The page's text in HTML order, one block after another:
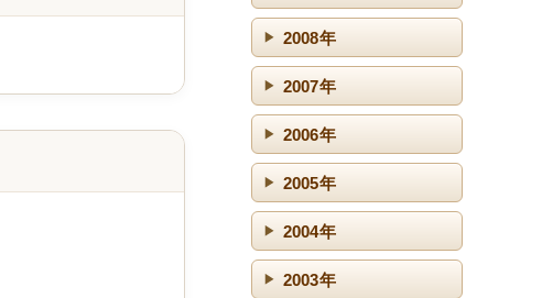
2008年
2007年
2006年
2005年
2004年
2003年